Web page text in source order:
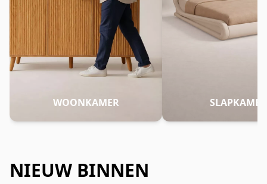
WOONKAMER SLAPKAMER
NIEUW BINNEN